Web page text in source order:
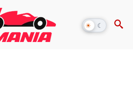
☀ ☾
Alternar
modo